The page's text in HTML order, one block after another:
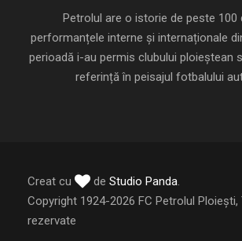
Petrolul are o istorie de peste 100
performanțele interne și internaționale
perioadă i-au permis clubului ploieștean
referință în peisajul fotbalului
Creat cu de Studio Panda.
Copyright 1924-2026 FC Petrolul
rezervate